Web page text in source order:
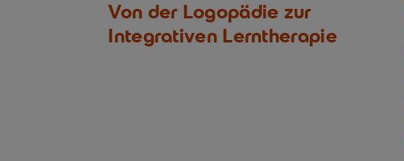
Von der Logopädie zur
Integrativen Lerntherapie